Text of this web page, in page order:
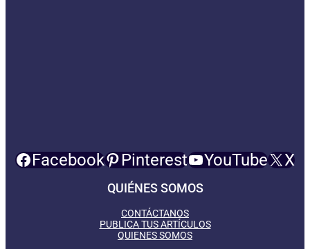
Facebook Pinterest YouTube X
QUIÉNES SOMOS
CONTÁCTANOS
PUBLICA TUS ARTÍCULOS
QUIENES SOMOS